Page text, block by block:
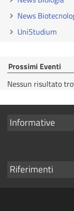
News
UniStudium
Prossimi Eventi
Nessun risultato
Mostra
Informative
Mostra
Riferimenti